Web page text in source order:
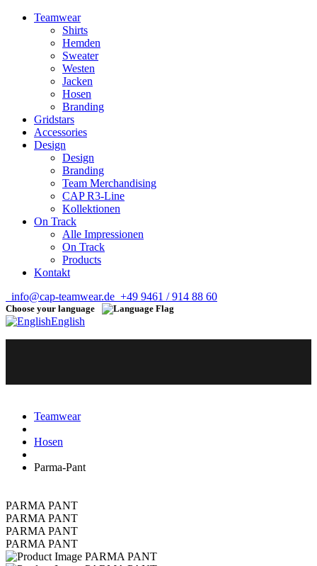
Teamwear
Shirts
Hemden
Sweater
Westen
Jacken
Hosen
Branding
Gridstars
Accessories
Design
Design
Branding
Team Merchandising
CAP R3-Line
Kollektionen
On Track
Alle Impressionen
On Track
Products
Kontakt
info@cap-teamwear.de +49 9461 / 914 88 60
Choose your language
English
Teamwear
Hosen
Parma-Pant
PARMA PANT
PARMA PANT
PARMA PANT
PARMA PANT